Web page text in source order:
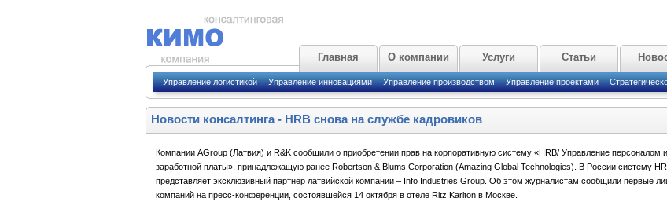
Главная О компании Услуги Статьи
Управление логистикой Управление инновациями Управление производством Управление проектами
Новости консалтинга- HRB снова на службе кадровиков
Компании AGroup (Латвия) и R&K сообщили о приобретении прав на корпоративную систему «HRB/ Управление персоналом
заработной платы», принадлежащую ранее Robertson & Blums Corporation (Amazing Global Technologies). В России систему
представляет эксклюзивный партнёр латвийской компании – Info Industries Group. Об этом журналистам сообщили первые
компаний на пресс-конференции, состоявшейся 14 октября в отеле Ritz Karlton в Москве.